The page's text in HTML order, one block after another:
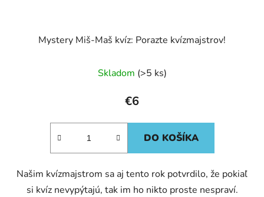
Mystery Miš-Maš kvíz: Porazte kvízmajstrov!
Skladom (>5 ks)
€6
DO KOŠÍKA
Našim kvízmajstrom sa aj tento rok potvrdilo, že pokiaľ
si kvíz nevypýtajú, tak im ho nikto proste nespraví.